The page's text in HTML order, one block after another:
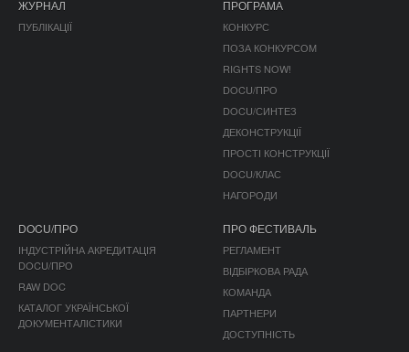
ЖУРНАЛ
ПУБЛІКАЦІЇ
ПРОГРАМА
КОНКУРС
ПОЗА КОНКУРСОМ
RIGHTS NOW!
DOCU/ПРО
DOCU/СИНТЕЗ
ДЕКОНСТРУКЦІЇ
ПРОСТІ КОНСТРУКЦІЇ
DOCU/КЛАС
НАГОРОДИ
DOCU/ПРО
ІНДУСТРІЙНА АКРЕДИТАЦІЯ
DOCU/ПРО
RAW DOC
КАТАЛОГ УКРАЇНСЬКОЇ
ДОКУМЕНТАЛІСТИКИ
ПРО ФЕСТИВАЛЬ
РЕГЛАМЕНТ
ВІДБІРКОВА РАДА
КОМАНДА
ПАРТНЕРИ
ДОСТУПНІСТЬ